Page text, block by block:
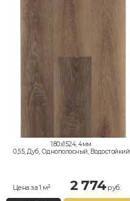
180x1524, 4мм
0,55, Дуб, Однополосный, Водостойкий
Цена за 1 м² 2 774руб.